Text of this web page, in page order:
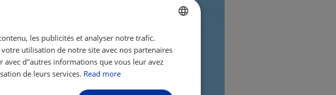
FRENCH
les publicités et analyser notre trafic.
utilisation de notre site avec nos partenaires
d"autres informations que vous leur avez
de leurs services. Read more